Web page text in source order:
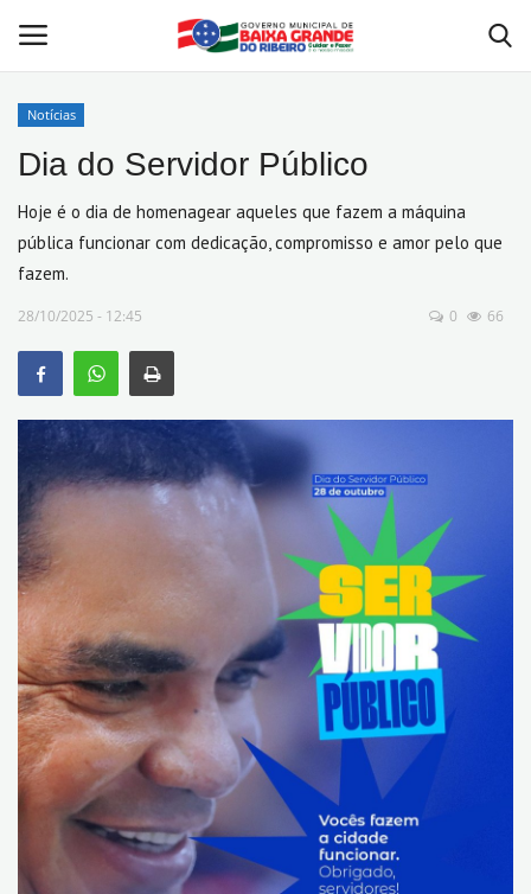
Home
Valor da Terra Nua - VTN
Contato
A Prefeitura
Nossa História
Legislação
Transparência
Saúde
FAQ - Perguntas Frequentes
Notícias
Dia do Servidor Público
Hoje é o dia de homenagear aqueles que fazem a máquina
pública funcionar com dedicação, compromisso e amor pelo que
fazem.
28/10/2025 - 12:45 0 66